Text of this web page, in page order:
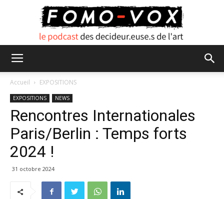
Accueil EXPOSITIONS
EXPOSITIONS NEWS
Rencontres Internationales
Paris/Berlin : Temps forts
2024 !
31 octobre 2024